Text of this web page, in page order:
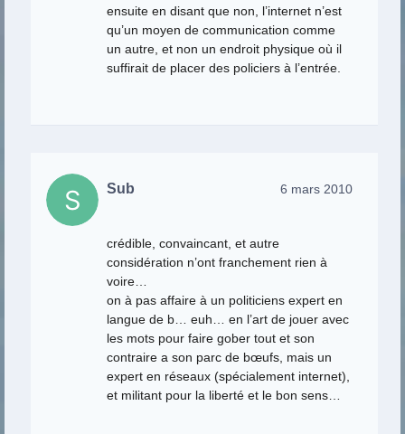
ensuite en disant que non, l’internet n’est
qu’un moyen de communication comme
un autre, et non un endroit physique où il
suffirait de placer des policiers à l’entrée.
Sub 6 mars 2010
crédible, convaincant, et autre
considération n’ont franchement rien à
voire…
on à pas affaire à un politiciens expert en
langue de b… euh… en l’art de jouer avec
les mots pour faire gober tout et son
contraire a son parc de bœufs, mais un
expert en réseaux (spécialement internet),
et militant pour la liberté et le bon sens…